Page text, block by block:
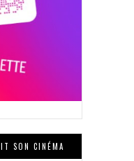
SON CINÉMA